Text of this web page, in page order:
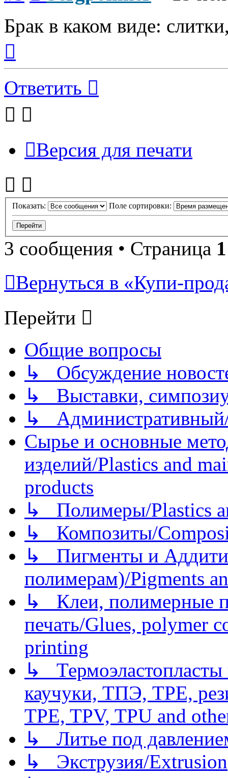
Брак в каком виде:
началу
Ответить
Версия для печати
Показать: Поле сортировки:
3 сообщения • Страница 1
Вернуться в «Купи-
Перейти
Общие вопросы
↳ Обсуждение
↳ Выставки,
↳
Сырье и основные
изделий/Plastics and
products
↳ Полимеры/Plastics
↳ Композиты/
↳ Пигменты и
полимерам)/Pigments
↳ Клеи, полимерные
печать/Glues, polymer
printing
↳
каучуки, ТПЭ, TPE,
TPE, TPV, TPU and
↳ Литье под
↳ Экструзия/Extrusion